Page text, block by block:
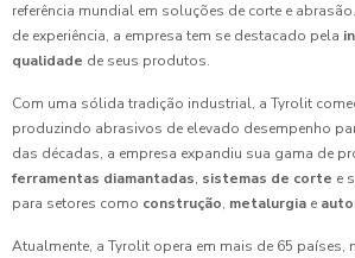
referência mundial em soluções de corte e
de experiência, a empresa tem se destacado pela
qualidade de seus produtos.
Com uma sólida tradição industrial, a Tyrolit
produzindo abrasivos de elevado desempenho
das décadas, a empresa expandiu sua gama de
ferramentas diamantadas, sistemas de corte e
para setores como construção, metalurgia e
Atualmente, a Tyrolit opera em mais de 65 países,